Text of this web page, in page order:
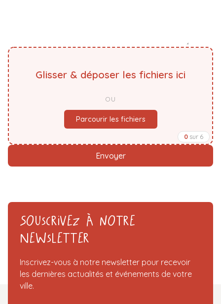
Glisser & déposer les fichiers ici
OU
Parcourir les fichiers
0 sur 6
Souscrivez à notre
Newsletter
Inscrivez-vous à notre newsletter pour recevoir
les dernières actualités et événements de votre
ville.